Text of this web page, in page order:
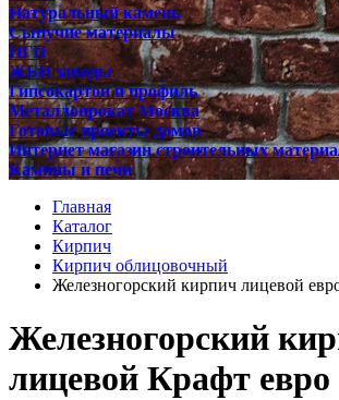
Натуральный камень
Сыпучие материалы
ПГП
ЖБИ заводы
Гипсокартон и профиль
Металлопрокат Москва
Готовые проекты домов
Интернет магазин строительных
Камины и печи
Главная
Каталог
Кирпич
Кирпич облицовочный
Железногорский кирпич лицевой
Железногорский
лицевой Крафт евро